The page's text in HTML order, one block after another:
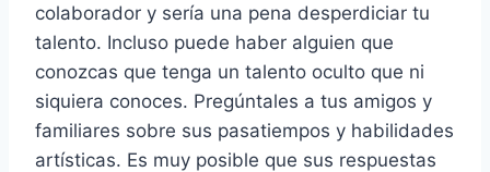
colaborador y sería una pena desperdiciar tu
talento. Incluso puede haber alguien que
conozcas que tenga un talento oculto que ni
siquiera conoces. Pregúntales a tus amigos y
familiares sobre sus pasatiempos y habilidades
artísticas. Es muy posible que sus respuestas